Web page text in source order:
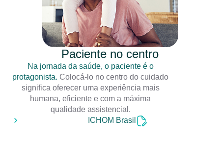
Paciente no centro
Na jornada da saúde, o paciente é o
protagonista. Colocá-lo no centro do cuidado
significa oferecer uma experiência mais
humana, eficiente e com a máxima
qualidade assistencial.
ICHOM Brasil